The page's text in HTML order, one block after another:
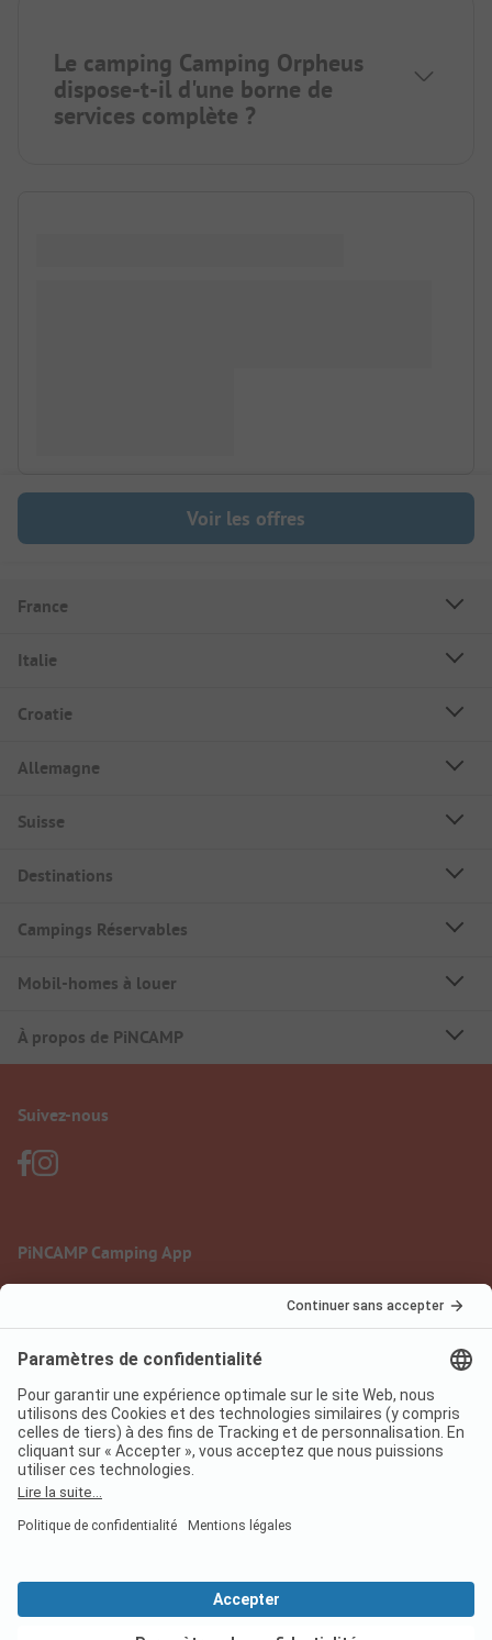
Le camping Camping Orpheus
dispose-t-il d'une borne de
services complète ?
Voir les offres
France
Italie
Croatie
Allemagne
Suisse
Destinations
Campings Réservables
Mobil-homes à louer
À propos de PiNCAMP
Suivez-nous
PiNCAMP Camping App
Mentions légales
Protection des données
Conditions d'utilisation
Règlement sur les services numériques